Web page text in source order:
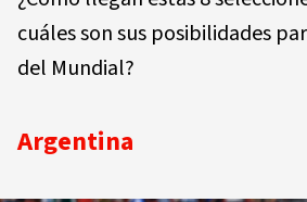
cuáles son sus posibilidades
del Mundial?
Argentina